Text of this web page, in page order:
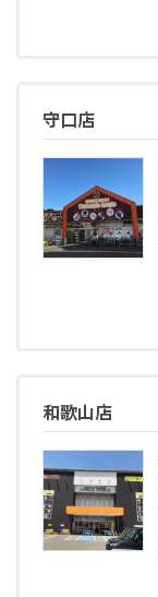
守口店
和歌山店